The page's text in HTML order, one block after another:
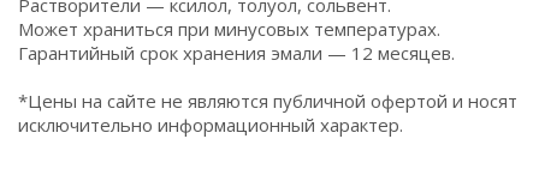
Растворители — ксилол, толуол, сольвент.
Может храниться при минусовых температурах.
Гарантийный срок хранения эмали — 12 месяцев.
*Цены на сайте не являются публичной офертой и носят
исключительно информационный характер.